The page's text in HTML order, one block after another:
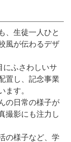
、生徒一人ひと
風が伝わるデザ
にふさわしいサ
置し、記念事業
ます。
の日常の様子が
撮影にも注力し
の様子など、学